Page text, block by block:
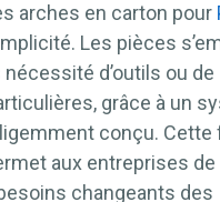
arches en carton pour
Les pièces
d’outils ou de
grâce à un
conçu. Cette
aux entreprises de
changeants des